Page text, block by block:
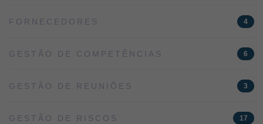
FORNECEDORES 4
GESTÃO DE COMPETÊNCIAS 6
GESTÃO DE REUNIÕES 3
GESTÃO DE RISCOS 17